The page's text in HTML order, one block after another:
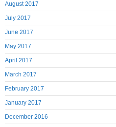
August 2017
July 2017
June 2017
May 2017
April 2017
March 2017
February 2017
January 2017
December 2016